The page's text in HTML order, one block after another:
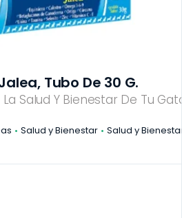
Salud Y Bienestar De Tu
Tubo De 30 G.
Salud y Bienestar Salud y